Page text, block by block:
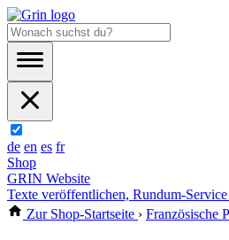
de en es fr
Shop
GRIN Website
Texte veröffentlichen, Rundum-Service
Zur Shop-Startseite › Französische